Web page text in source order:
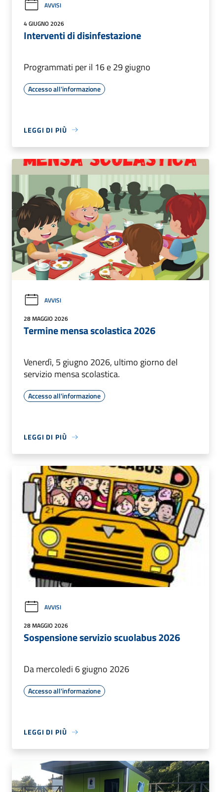
AVVISI
4 GIUGNO 2026
Interventi di disinfestazione
Programmati per il 16 e 29 giugno
Accesso all'informazione
LEGGI DI PIÙ
AVVISI
28 MAGGIO 2026
Termine mensa scolastica 2026
Venerdì, 5 giugno 2026, ultimo giorno del
servizio mensa scolastica.
Accesso all'informazione
LEGGI DI PIÙ
AVVISI
28 MAGGIO 2026
Sospensione servizio scuolabus 2026
Da mercoledi 6 giugno 2026
Accesso all'informazione
LEGGI DI PIÙ